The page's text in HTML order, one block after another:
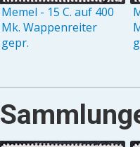
Memel - 15 C. auf 400
Mk. Wappenreiter
gepr.